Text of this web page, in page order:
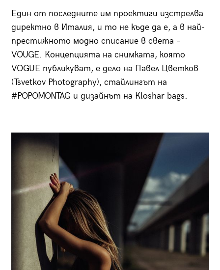
Eдин от последните им проектиги изстрелва
директно в Италия, и то не къде да е, а в най-
престижното модно списание в света –
VOUGE. Концепцията на снимката, която
VOGUE публикуват, е дело на Павел Цветков
(Tsvetkov Photography), стайлингът на
#POPOMONTAG и дизайнът на Кloshar bags.